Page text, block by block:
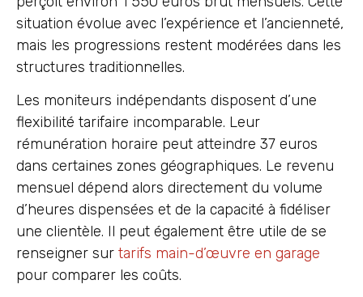
situation évolue avec l’expérience et l’ancienneté,
mais les progressions restent modérées dans les
structures traditionnelles.
Les moniteurs indépendants disposent d’une
flexibilité tarifaire incomparable. Leur
rémunération horaire peut atteindre 37 euros
dans certaines zones géographiques. Le revenu
mensuel dépend alors directement du volume
d’heures dispensées et de la capacité à fidéliser
une clientèle. Il peut également être utile de se
renseigner sur tarifs main-d’œuvre en garage
pour comparer les coûts.